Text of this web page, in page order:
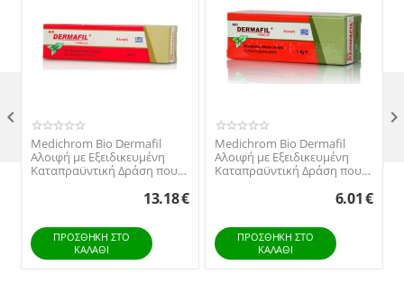
Medichrom Bio Dermafil
Αλοιφή με Εξειδικευμένη
Καταπραϋντική Δράση που
και Τονώνει το Δέρμα, 50gr
13.18€
ΠΡΟΣΘΉΚΗ ΣΤΟ
ΚΑΛΆΘΙ
Medichrom Bio Dermafil
Αλοιφή με Εξειδικευμένη
Καταπραϋντική Δράση που
και Τονώνει το Δέρμα, 20gr
6.01€
ΠΡΟΣΘΉΚΗ ΣΤΟ
ΚΑΛΆΘΙ
 